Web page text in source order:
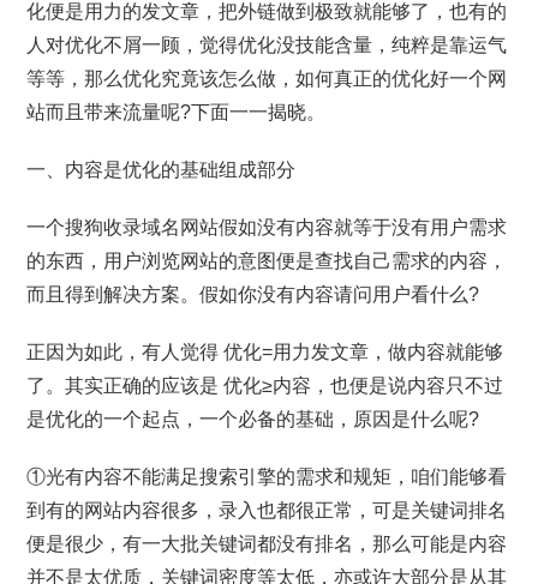
化便是用力的发文章，把外链做到极致就能够了，也有的
人对优化不屑一顾，觉得优化没技能含量，纯粹是靠运气
等等，那么优化究竟该怎么做，如何真正的优化好一个网
站而且带来流量呢?下面一一揭晓。
一、内容是优化的基础组成部分
一个搜狗收录域名网站假如没有内容就等于没有用户需求
的东西，用户浏览网站的意图便是查找自己需求的内容，
而且得到解决方案。假如你没有内容请问用户看什么?
正因为如此，有人觉得 优化=用力发文章，做内容就能够
了。其实正确的应该是 优化≥内容，也便是说内容只不过
是优化的一个起点，一个必备的基础，原因是什么呢?
①光有内容不能满足搜索引擎的需求和规矩，咱们能够看
到有的网站内容很多，录入也都很正常，可是关键词排名
便是很少，有一大批关键词都没有排名，那么可能是内容
并不是太优质，关键词密度等太低，亦或许大部分是从其